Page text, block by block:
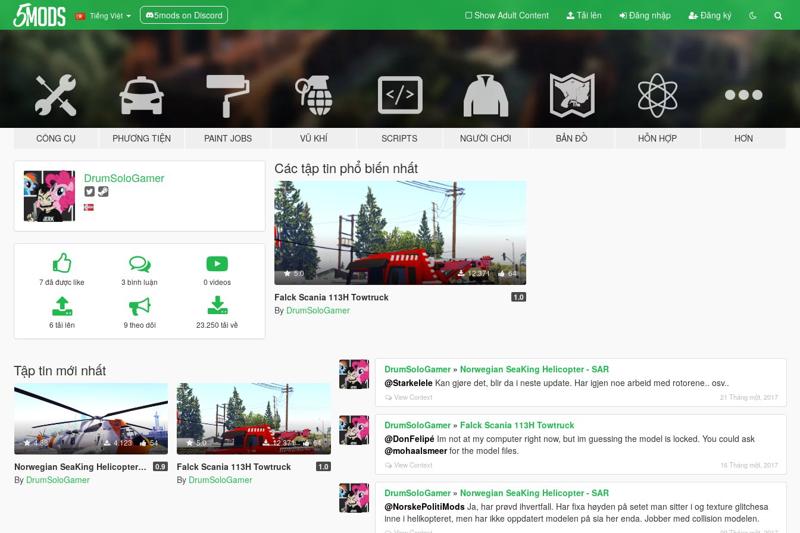
Tiếng Việt 5mods on Discord Show Adult Content Tải lên Đăng nhập Đăng ký
CÔNG CỤ PHƯƠNG TIỆN PAINT JOBS VŨ KHÍ SCRIPTS NGƯỜI CHƠI BẢN ĐỒ HỖN HỢP HƠN
DrumSoloGamer
7 đã được like 3 bình luận 0 videos
6 tải lên 9 theo dõi 23.250 tải về
Các tập tin phổ biến nhất
5.0 12.371 64
Falck Scania 113H Towtruck 1.0
By DrumSoloGamer
Tập tin mới nhất
4.88 4.123 54
Norwegian SeaKing Helicopter - SAR 0.9
By DrumSoloGamer
5.0 12.371 64
Falck Scania 113H Towtruck 1.0
By DrumSoloGamer
DrumSoloGamer» Norwegian SeaKing Helicopter - SAR
@Starkelele Kan gjøre det, blir da i neste update. Har igjen noe arbeid med rotorene.. osv..
View Context 21 Tháng một, 2017
DrumSoloGamer» Falck Scania 113H Towtruck
@DonFelipé Im not at my computer right now, but im guessing the model is locked. You could ask
@mohaalsmeerfor the model files.
View Context 16 Tháng một, 2017
DrumSoloGamer» Norwegian SeaKing Helicopter - SAR
@NorskePolitiMods Ja, har prøvd ihvertfall. Har fixa høyden på setet man sitter i og texture glitchesa
inne i helikopteret, men har ikke oppdatert modelen på sia her enda. Jobber med collision modelen.